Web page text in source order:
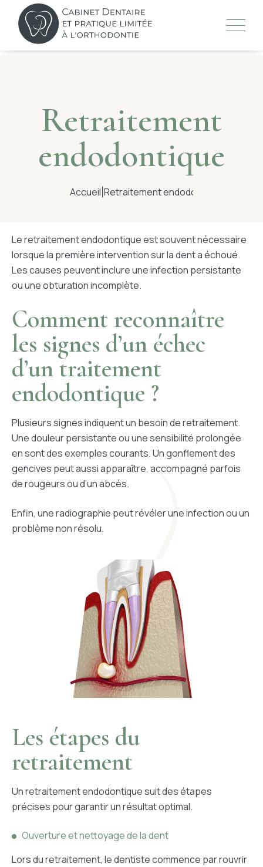
content
L’ÉQUIPE
TRAITEMENTS
CONSEILS
PORTAIL PATIENT
CONTACT
4 RUE PIERRE SEMARD, 91410 DOURDAN
Retraitement
endodontique
Accueil |Retraitement endodontique
Le retraitement endodontique est souvent nécessaire
lorsque la première intervention sur la dent a échoué.
Les causes peuvent inclure une infection persistante
ou une obturation incomplète.
Comment reconnaître
les signes d’un échec
d’un traitement
endodontique ?
Plusieurs signes indiquent un besoin de retraitement.
Une douleur persistante ou une sensibilité prolongée
en sont des exemples courants. Un gonflement des
gencives peut aussi apparaître, accompagné parfois
de rougeurs ou d’un abcès.
Enfin, une radiographie peut révéler une infection ou un
problème non résolu.
Les étapes du
retraitement
Un retraitement endodontique suit des étapes
précises pour garantir un résultat optimal.
Ouverture et nettoyage de la dent
Lors du retraitement, le dentiste commence par rouvrir